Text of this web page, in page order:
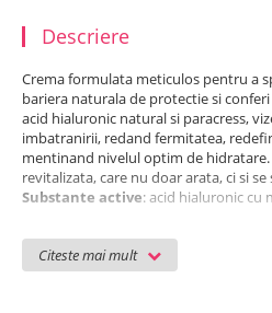
Descriere
Citeste mai mult
Crema formulata meticulos pentru a
bariera naturala de protectie si
acid hialuronic natural si paracress,
imbatranirii, redand fermitatea,
mentinand nivelul optim de hidratare.
revitalizata, care nu doar arata, ci si
Substante active: acid hialuronic cu
tonifiere și reducere a liniilor fine),
Caracteristici: